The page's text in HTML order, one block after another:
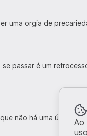
uma orgia de
passar é um
não há uma única Ao